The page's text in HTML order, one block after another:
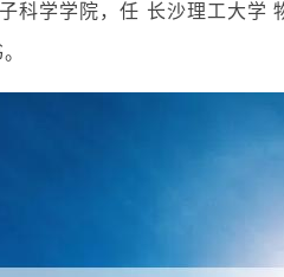
科学学院，任 长沙理工大学